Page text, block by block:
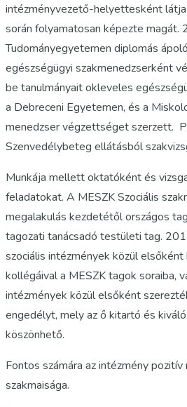
intézményvezető-helyettesként
során folyamatosan képezte magát.
Tudományegyetemen diplomás
egészségügyi szakmenedzserként
be tanulmányait okleveles
a Debreceni Egyetemen, és a
menedzser végzettséget szerzett.
Szenvedélybeteg ellátásból
Munkája mellett oktatóként és
feladatokat. A MESZK Szociális
megalakulás kezdetétől országos
tagozati tanácsadó testületi tag.
szociális intézmények közül
kollégáival a MESZK tagok soraiba,
intézmények közül elsőként
engedélyt, mely az ő kitartó és
köszönhető.
Fontos számára az intézmény
szakmaisága.